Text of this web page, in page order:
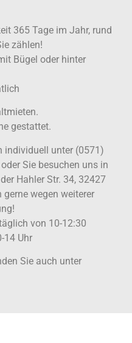
365 Tage im Jahr, rund
zählen!
Bügel oder hinter
gestattet.
individuell unter (0571)
Sie besuchen uns in
Hahler Str. 34, 32427
wegen weiterer
von 10-12:30
14 Uhr
Sie auch unter